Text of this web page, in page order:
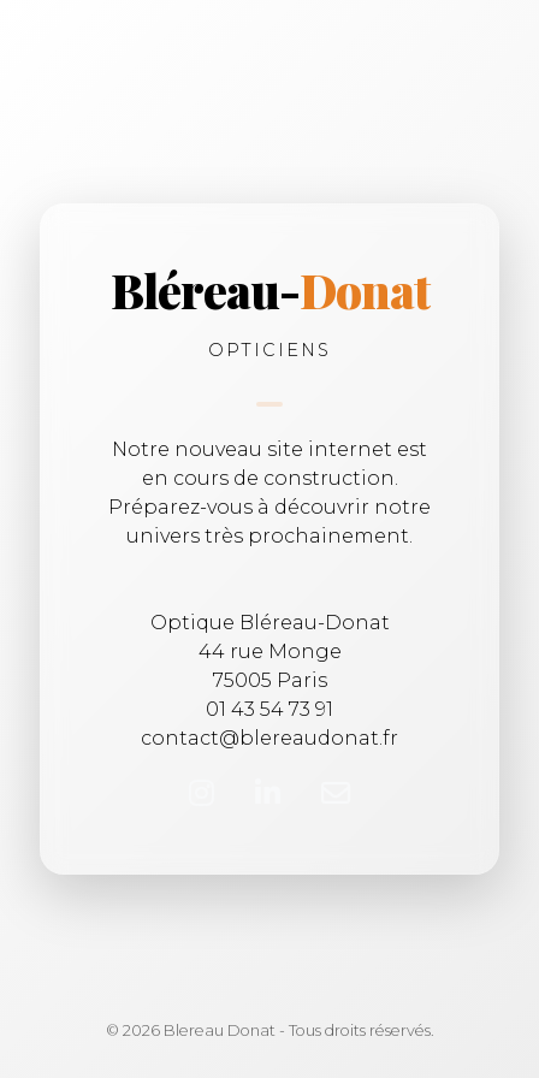
Bléreau-Donat
OPTICIENS
Notre nouveau site internet est
en cours de construction.
Préparez-vous à découvrir notre
univers très prochainement.
Optique Bléreau-Donat
44 rue Monge
75005 Paris
01 43 54 73 91
contact@blereaudonat.fr
© 2026 Blereau Donat - Tous droits réservés.